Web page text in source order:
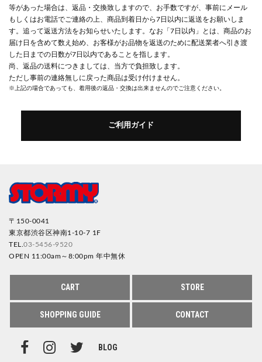
等があった場合は、返品・交換致しますので、お手数ですが、事前にメール
もしくはお電話でご連絡の上、商品到着日から7日以内に返送をお願いしま
す。追って返送方法をお知らせいたします。なお「7日以内」とは、商品のお
届け日を含めて数え始め、お客様がお品物を返送のために配送業者へ引き渡
した日までの日数が7日以内であることを指します。
尚、返品の送料につきましては、当方で負担致します。
ただし事前の連絡無しに戻った商品は受け付けません。
※上記の場合であっても、着用後の返品・交換は出来ませんのでご注意ください。
ご利用ガイド
〒150-0041
東京都渋谷区神南1-10-7 1F
TEL. 03-5456-9520
OPEN 11:00am～8:00pm 年中無休
CART STORE
SHOPPING GUIDE CONTACT
BLOG